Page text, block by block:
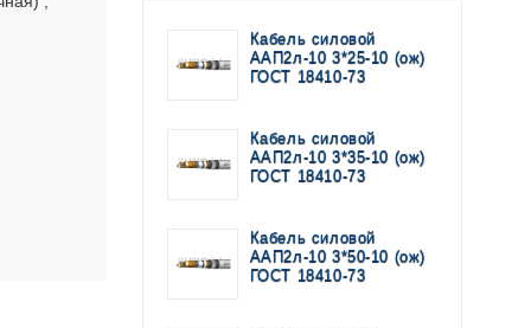
Кабель силовой
ААП2л-10 3*25-10 (ож)
ГОСТ 18410-73
Кабель силовой
ААП2л-10 3*35-10 (ож)
ГОСТ 18410-73
Кабель силовой
ААП2л-10 3*50-10 (ож)
ГОСТ 18410-73